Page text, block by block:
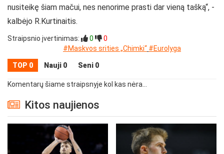
nusiteikę šiam mačui, nes nenorime prasti dar vieną tašką“, -
kalbėjo R.Kurtinaitis.
Straipsnio įvertinimas: 0
0
#Maskvos srities „Chimki“ #Eurolyga
TOP 0 Nauji 0 Seni 0
Komentarų šiame straipsnyje kol kas nėra...
Kitos naujienos